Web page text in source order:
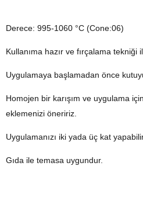
Derece: 995-1060 °C (Cone:06)
Kullanıma hazır ve fırçalama tekniği
Uygulamaya başlamadan önce
Homojen bir karışım ve uygulama
eklemenizi öneririz.
Uygulamanızı iki yada üç kat
Gıda ile temasa uygundur.